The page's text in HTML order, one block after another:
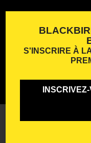
S'INSCRIRE À